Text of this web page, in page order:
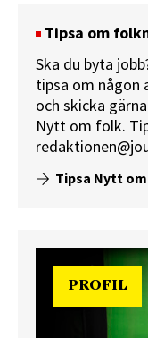
Tipsa om
Ska du byta
tipsa om någon
och skicka
Nytt om folk.
Tipsa Nytt
PROFIL